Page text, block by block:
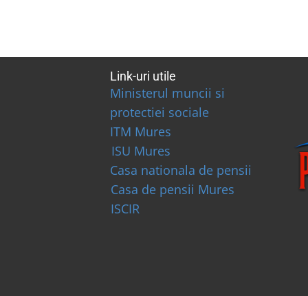
Link-uri utile
Ministerul muncii si
protectiei sociale
ITM Mures
ISU Mures
Casa nationala de pensii
Casa de pensii Mures
ISCIR